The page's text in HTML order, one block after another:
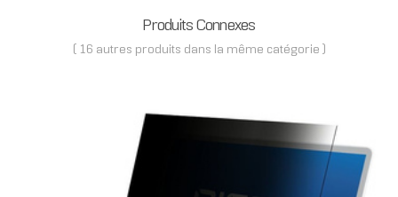
Produits Connexes
( 16 autres produits dans la même catégorie )